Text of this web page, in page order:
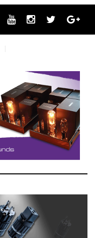
Facebook
Youtube InstagramTwitter